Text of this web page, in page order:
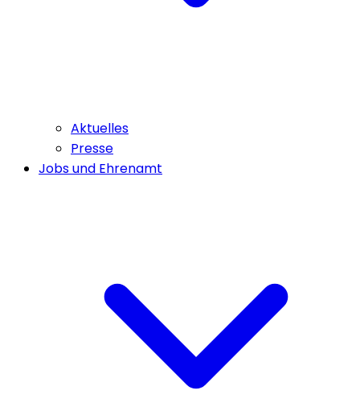
Aktuelles
Presse
Jobs und Ehrenamt